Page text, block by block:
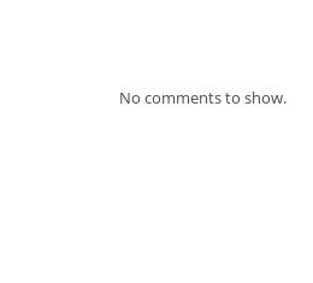
No comments to show.